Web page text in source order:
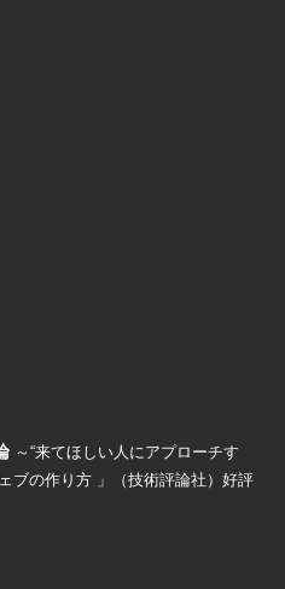
～“来てほしい人にアプローチす
ブの作り方 」（技術評論社）好評